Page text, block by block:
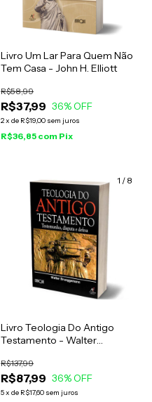
Livro Um Lar Para Quem Não
Tem Casa - John H. Elliott
R$37,99
R$58,99
36% OFF
2x de R$19,00 sem juros
R$36,85 com Pix
1 / 8
Livro Teologia Do Antigo
Testamento - Walter
R$87,99
R$137,99
36% OFF
5x de R$17,60 sem juros